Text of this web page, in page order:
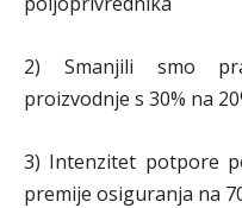
2) Smanjili smo
proizvodnje s 30% na
3) Intenzitet potpore
premije osiguranja na